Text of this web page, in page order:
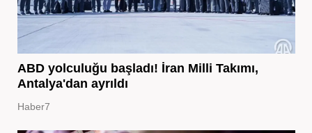
ABD yolculuğu başladı! İran Milli Takımı,
Antalya'dan ayrıldı
Haber7